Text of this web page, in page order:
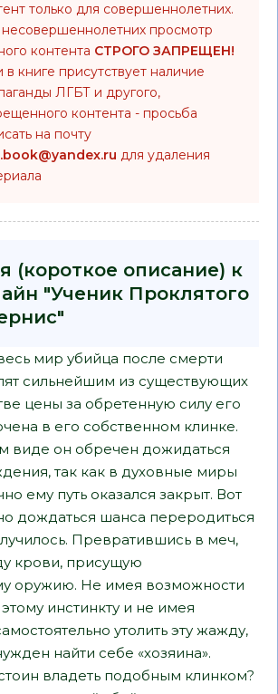
только для совершеннолетних.
просмотр
контента СТРОГО ЗАПРЕЩЕН!
в книге присутствует наличие
ЛГБТ и другого,
контента - просьба
на почту
для удаления
(короткое описание) к
"Ученик Проклятого
мир убийца после смерти
сильнейшим из существующих
цены за обретенную силу его
в его собственном клинке.
виде он обречен дожидаться
так как в духовные миры
ему путь оказался закрыт. Вот
дождаться шанса переродиться
Превратившись в меч,
крови, присущую
оружию. Не имея возможности
инстинкту и не имея
утолить эту жажду,
найти себе «хозяина».
владеть подобным клинком?